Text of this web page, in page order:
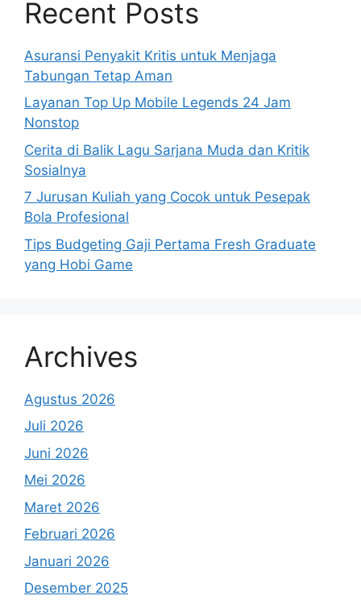
Recent Posts
Asuransi Penyakit Kritis untuk Menjaga
Tabungan Tetap Aman
Layanan Top Up Mobile Legends 24 Jam
Nonstop
Cerita di Balik Lagu Sarjana Muda dan Kritik
Sosialnya
7 Jurusan Kuliah yang Cocok untuk Pesepak
Bola Profesional
Tips Budgeting Gaji Pertama Fresh Graduate
yang Hobi Game
Archives
Agustus 2026
Juli 2026
Juni 2026
Mei 2026
Maret 2026
Februari 2026
Januari 2026
Desember 2025